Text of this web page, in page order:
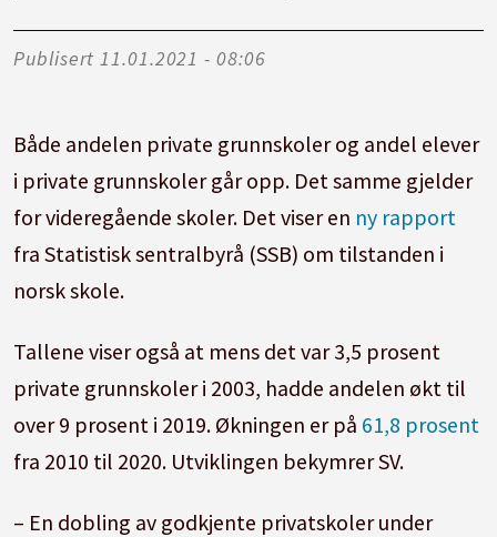
Publisert 11.01.2021 - 08:06
Både andelen private grunnskoler og andel elever
i private grunnskoler går opp. Det samme gjelder
for videregående skoler. Det viser en ny rapport
fra Statistisk sentralbyrå (SSB) om tilstanden i
norsk skole.
Tallene viser også at mens det var 3,5 prosent
private grunnskoler i 2003, hadde andelen økt til
over 9 prosent i 2019. Økningen er på 61,8 prosent
fra 2010 til 2020. Utviklingen bekymrer SV.
– En dobling av godkjente privatskoler under